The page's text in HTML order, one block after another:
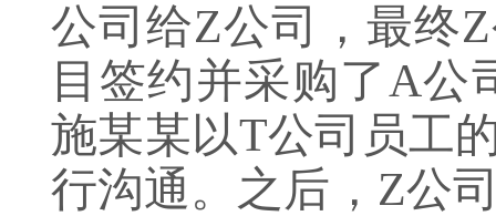
公司给Z公司，最终
目签约并采购了A公
施某某以T公司员工
行沟通。之后，Z公